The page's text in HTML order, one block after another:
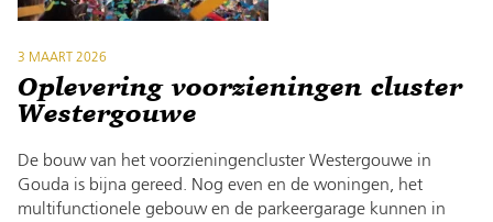
3 MAART 2026
Oplevering voorzieningen cluster
Westergouwe
De bouw van het voorzieningencluster Westergouwe in
Gouda is bijna gereed. Nog even en de woningen, het
multifunctionele gebouw en de parkeergarage kunnen in